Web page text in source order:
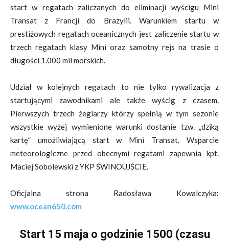
start w regatach zaliczanych do eliminacji wyścigu Mini
Transat z Francji do Brazylii. Warunkiem startu w
prestiżowych regatach oceanicznych jest zaliczenie startu w
trzech regatach klasy Mini oraz samotny rejs na trasie o
długości 1.000 mil morskich.
Udział w kolejnych regatach to nie tylko rywalizacja z
startującymi zawodnikami ale także wyścig z czasem.
Pierwszych trzech żeglarzy którzy spełnią w tym sezonie
wszystkie wyżej wymienione warunki dostanie tzw. „dziką
kartę” umożliwiającą start w Mini Transat. Wsparcie
meteorologiczne przed obecnymi regatami zapewnia kpt.
Maciej Sobolewski z YKP ŚWINOUJŚCIE.
Oficjalna strona Radosława Kowalczyka:
www.ocean650.com
Start 15 maja o godzinie 1500 (czasu